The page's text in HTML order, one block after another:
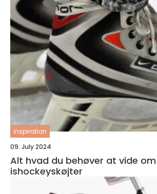
inspiration
09. July 2024
Alt hvad du behøver at vide om
ishockeyskøjter